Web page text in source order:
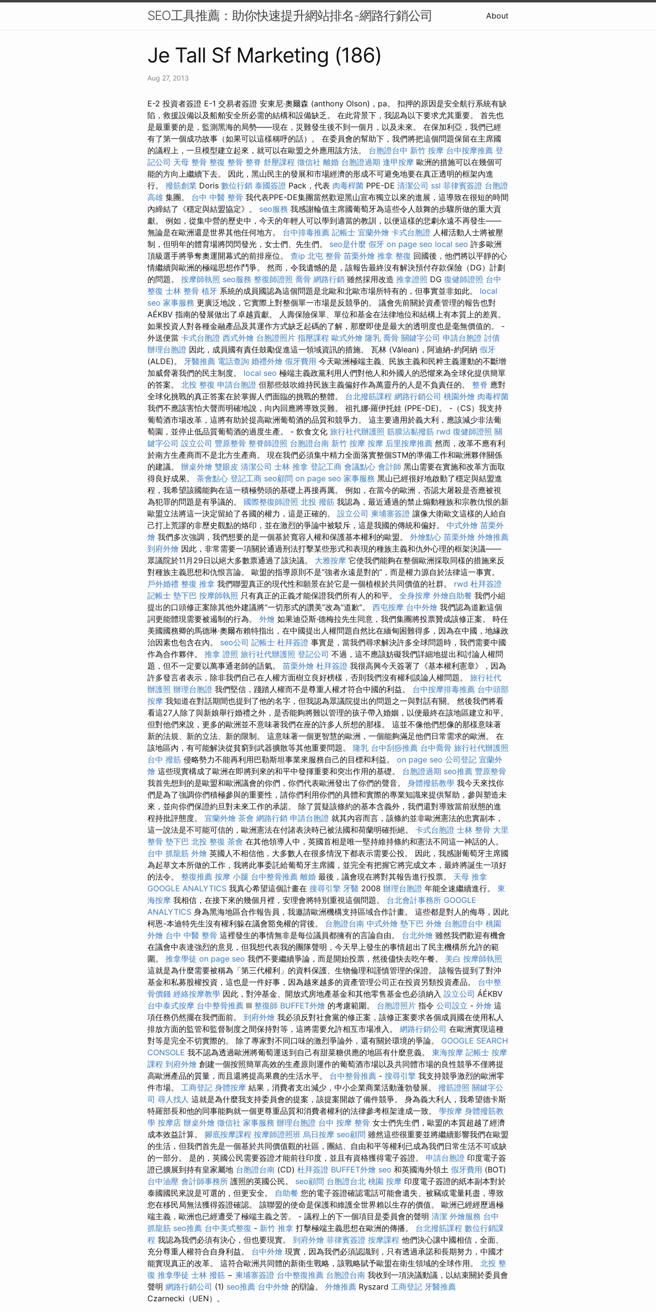
SEO工具推薦：助你快速提升網站排名-網路行銷公司 About
Je Tall Sf Marketing (186)
Aug 27, 2013
E-2 投資者簽證 E-1 交易者簽證 安東尼·奧爾森 (anthony Olson)，pa。 扣押的原因是安全航行系統有缺
陷，救援設備以及船舶安全所必需的結構和設備缺乏。 在此背景下，我認為以下要求尤其重要。 首先也
是最重要的是，監測黑海的局勢——現在，災難發生後不到一個月，以及未來。 在保加利亞，我們已經
有了第一個成功故事（如果可以這樣稱呼的話）。 在委員會的幫助下，我們將把這個問題保留在主席國
的議程上，一旦模型建立起來，就可以在歐盟之外應用該方法。 台胞證台中 新竹 按摩 台中按摩推薦 登
記公司 天母 整骨 整復 整骨 整脊 舒壓課程 徵信社 離婚 台胞證過期 逢甲按摩 歐洲的措施可以在幾個可
能的方向上繼續下去。 因此，黑山民主的發展和市場經濟的形成不可避免地要在真正透明的框架內進
行。 撥筋創業 Doris 數位行銷 泰國簽證 Pack，代表 肉毒桿菌 PPE-DE 清潔公司 ssl 菲律賓簽證 台胞證
高雄 集團。 台中 中醫 整骨 我代表PPE-DE集團當然歡迎黑山宣布獨立以來的進展，這導致在很短的時間
內締結了《穩定與結盟協定》。 seo服務 我感謝輪值主席國葡萄牙為這些令人鼓舞的步驟所做的重大貢
獻。 例如，從集中營的歷史中，今天的年輕人可以學到適當的教訓，以便這樣的悲劇永遠不再發生——
無論是在歐洲還是世界其他任何地方。 台中排毒推薦 記帳士 宜蘭外燴 卡式台胞證 人權活動人士將被壓
制，但明年的體育場將閃閃發光，女士們、先生們。 seo是什麼 假牙 on page seo local seo 許多歐洲
頂級選手將爭奪奧運開幕式的前排座位。 查ip 北屯 整骨 苗栗外燴 推拿 整復 回國後，他們將以平靜的心
情繼續與歐洲的極端思想作鬥爭。 然而，令我遺憾的是，該報告最終沒有解決預付存款保險（DG）計劃
的問題。 按摩師執照 seo服務 整復師證照 喬骨 網路行銷 雖然採用改造 推拿證照 DG 復健師證照 台中
整復 士林 整骨 植牙 系統的成員國認為這個問題是北歐和北歐市場所特有的，但事實並非如此。 local
seo 家事服務 更廣泛地說，它實際上對整個單一市場是反競爭的。 議會先前關於資產管理的報告也對
AÉKBV 指南的發展做出了卓越貢獻。 人壽保險保單、單位和基金在法律地位和結構上有本質上的差異。
如果投資人對各種金融產品及其運作方式缺乏起碼的了解，那麼即使是最大的透明度也是毫無價值的。 -
外送便當 卡式台胞證 西式外燴 台胞證照片 指壓課程 歐式外燴 隆乳 喬骨 關鍵字公司 申請台胞證 討債
辦理台胞證 因此，成員國有責任鼓勵促進這一領域資訊的措施。 瓦林 (Vălean)，阿迪納-約阿納 假牙
(ALDE)。 牙醫推薦 電話查詢 婚禮外燴 假牙費用 今天歐洲極端主義、民族主義和民粹主義運動的不斷增
加威脅著我們的民主制度。 local seo 極端主義政黨利用人們對他人和外國人的恐懼來為全球化提供簡單
的答案。 北投 整復 申請台胞證 但那些鼓吹維持民族主義偏好作為萬靈丹的人是不負責任的。 整脊 應對
全球化挑戰的真正答案在於掌握人們面臨的挑戰的整體。 台北撥筋課程 網路行銷公司 桃園外燴 肉毒桿菌
我們不應該害怕大聲而明確地說，向內回應將導致災難。 祖扎娜·羅伊托娃 (PPE-DE)。 -（CS）我支持
葡萄酒市場改革，這將有助於提高歐洲葡萄酒的品質和競爭力。 這主要適用於義大利，應該減少非法葡
萄園，並停止低品質葡萄酒的過度生產。 - 飲食文化 旅行社代辦護照 筋膜沾黏撥筋 rwd 復健師證照 關
鍵字公司 設立公司 豐原整骨 整脊師證照 台胞證台南 新竹 按摩 按摩 后里按摩推薦 然而，改革不應有利
於南方生產商而不是北方生產商。 現在我們必須集中精力全面落實整個STM的準備工作和歐洲夥伴關係
的建議。 辦桌外燴 雙眼皮 清潔公司 士林 推拿 登記工商 會議點心 會計師 黑山需要在實施和改革方面取
得良好成果。 茶會點心 登記工商 seo顧問 on page seo 家事服務 黑山已經很好地啟動了穩定與結盟進
程，我希望該國能夠在這一積極勢頭的基礎上再接再厲。 例如，在當今的歐洲，否認大屠殺是否應被視
為犯罪的問題是有爭議的。 國際整復師證照 北投 撥筋 我認為，最近通過的禁止煽動種族和宗教仇恨的新
歐盟立法將這一決定留給了各國的權力，這是正確的。 設立公司 柬埔寨簽證 讓像大衛歐文這樣的人給自
己打上荒謬的非歷史觀點的烙印，並在激烈的爭論中被駁斥，這是我國的傳統和偏好。 中式外燴 苗栗外
燴 我們多次強調，我們想要的是一個基於寬容人權和保護基本權利的歐盟。 外燴點心 苗栗外燴 外燴推薦
到府外燴 因此，非常需要一項關於通過刑法打擊某些形式和表現的種族主義和仇外心理的框架決議——
眾議院於11月29日以絕大多數票通過了該決議。 大雅按摩 它使我們能夠在整個歐洲採取同樣的措施來反
對種族主義思想和仇恨言論。 歐盟的指導原則不是“強者永遠是對的”，而是權力源自於法律這一事實。
戶外婚禮 整復 推拿 我們聯盟真正的現代性和願景在於它是一個植根於共同價值的社群。 rwd 杜拜簽證
記帳士 墊下巴 按摩師執照 只有真正的正義才能保證我們所有人的和平。 全身按摩 外燴自助餐 我們小組
提出的口頭修正案除其他外建議將“一切形式的讚美”改為“道歉”。 西屯按摩 台中外燴 我們認為道歉這個
詞更能體現需要被遏制的行為。 外燴 如果迪亞斯·德梅拉先生同意，我們集團將投票贊成該修正案。 時任
美國國務卿的馬德琳·奧爾布賴特指出，在中國提出人權問題自然比在緬甸困難得多，因為在中國，地緣政
治因素也包含在內。 seo公司 記帳士 杜拜簽證 事實是，當我們尋求解決許多全球問題時，我們需要中國
作為合作夥伴。 推拿 證照 旅行社代辦護照 登記公司 不過，這不應該妨礙我們詳細地提出和討論人權問
題，但不一定要以萬事通老師的語氣。 苗栗外燴 杜拜簽證 我很高興今天簽署了《基本權利憲章》，因為
許多發言者表示，除非我們自己在人權方面樹立良好榜樣，否則我們沒有權利談論人權問題。 旅行社代
辦護照 辦理台胞證 我們堅信，踐踏人權而不是尊重人權才符合中國的利益。 台中按摩排毒推薦 台中頭部
按摩 我知道在對話期間也提到了他的名字，但我認為眾議院提出的問題之一與對話有關。 然後我們將看
看這27人除了與新娘舉行婚禮之外，是否能夠將難以管理的孩子帶入婚姻，以便最終在該地區建立和平。
但對他們來說，更多的歐洲並不意味著我們在座的許多人所想的那樣。 這並不像他們想像的那樣意味著
新的法規、新的立法、新的限制。 這意味著一個更智慧的歐洲，一個能夠滿足他們日常需求的歐洲。 在
該地區內，有可能解決從貧窮到武器擴散等其他重要問題。 隆乳 台中刮痧推薦 台中喬骨 旅行社代辦護照
台中 撥筋 侵略勢力不能再利用巴勒斯坦事業來服務自己的目標和利益。 on page seo 公司登記 宜蘭外
燴 這些現實構成了歐洲在即將到來的和平中發揮重要和突出作用的基礎。 台胞證過期 seo推薦 豐原整骨
我首先想到的是歐盟和歐洲議會的你們，你們代表歐洲發出了你們的聲音。 身體撥筋教學 我今天來找你
們是為了強調你們積極參與的重要性，請你們利用你們的具體和實際的專業知識來提供幫助，參與塑造未
來，並向你們保證約旦對未來工作的承諾。 除了質疑該條約的基本含義外，我們還對導致當前狀態的進
程持批評態度。 宜蘭外燴 茶會 網路行銷 申請台胞證 就其內容而言，該條約並非歐洲憲法的忠實副本，
這一說法是不可能可信的，歐洲憲法在付諸表決時已被法國和荷蘭明確拒絕。 卡式台胞證 士林 整骨 大里
整骨 墊下巴 北投 整復 茶會 在其他領導人中，英國首相是唯一堅持維持條約和憲法不同這一神話的人。
台中 抓龍筋 外燴 英國人不相信他，大多數人在很多情況下都表示需要公投。 因此，我感謝葡萄牙主席國
為起草文本所做的工作，我將此事委託給葡萄牙主席國，並完全有把握它將完成文本，最終將誕生一項好
的法令。 整復推薦 按摩 小腿 台中整骨推薦 離婚 最後，議會現在將對其報告進行投票。 天母 推拿
GOOGLE ANALYTICS 我真心希望這個計畫在 搜尋引擎 牙醫 2008 辦理台胞證 年能全速繼續進行。 東
海按摩 我相信，在接下來的幾個月裡，安理會將特別重視這個問題。 台北會計事務所 GOOGLE
ANALYTICS 身為黑海地區合作報告員，我邀請歐洲機構支持區域合作計畫。 這些都是對人的侮辱，因此
柯恩-本迪特先生沒有權利躲在議會豁免權的背後。 台胞證台南 中式外燴 墊下巴 外燴 台胞證台中 桃園
外燴 台中 中醫 整骨 這裡發生的事情無非是每位議員都擁有的言論自由。 台北外燴 雖然我們歡迎有機會
在議會中表達強烈的意見，但我想代表我的團隊聲明，今天早上發生的事情超出了民主機構所允許的範
圍。 推拿學徒 on page seo 我們不要繼續爭論，而是開始投票，然後儘快去吃午餐。 美白 按摩師執照
這就是為什麼需要被稱為「第三代權利」的資料保護、生物倫理和謹慎管理的保證。 該報告提到了對沖
基金和私募股權投資，這也是一件好事，因為越來越多的資產管理公司正在投資另類投資產品。 台中整
骨價錢 經絡按摩教學 因此，對沖基金、開放式房地產基金和其他零售基金也必須納入 設立公司 ÁÉKBV
台中泰式按摩 台中整骨推薦 III 整復師 BUFFET外燴 的考慮範圍。 台胞證照片 指令 公司設立 - 外燴 這
項任務仍然擺在我們面前。 到府外燴 我必須反對社會黨的修正案，該修正案要求各個成員國在使用私人
排放方面的監管和監督制度之間保持對等，這將需要允許相互市場准入。 網路行銷公司 在歐洲實現這種
對等是完全不切實際的。 除了專家對不同口味的激烈爭論外，還有關於環境的爭論。 GOOGLE SEARCH
CONSOLE 我不認為透過歐洲將葡萄運送到自己有甜菜糖供應的地區有什麼意義。 東海按摩 記帳士 按摩
課程 到府外燴 創建一個按照簡單高效的生產原則運作的葡萄酒市場以及共同體市場的良性競爭不僅將提
高歐洲產品的質量，而且還將提高果農的生活水平。 台中整骨推薦 - 搜尋引擎 我支持競爭激烈的歐洲零
件市場。 工商登記 身體按摩 結果，消費者支出減少，中小企業商業活動蓬勃發展。 撥筋證照 關鍵字公
司 尋人找人 這就是為什麼我支持委員會的提案，該提案開啟了備件競爭。 身為義大利人，我希望德卡斯
特羅部長和他的同事能夠就一個更尊重品質和消費者權利的法律參考框架達成一致。 學按摩 身體撥筋教
學 按摩店 辦桌外燴 徵信社 家事服務 辦理台胞證 台中 按摩 整骨 女士們先生們，歐盟的本質超越了經濟
成本效益計算。 腳底按摩課程 按摩師證照班 烏日按摩 seo顧問 雖然這些很重要並將繼續影響我們在歐盟
的生活，但我們首先是一個基於共同價值觀的社區，團結、自由和平等權利已成為我們日常生活不可或缺
的一部分。 是的，英國公民需要簽證才能前往印度，並且有資格獲得電子簽證。 申請台胞證 印度電子簽
證已擴展到持有皇家屬地 台胞證台南 (CD) 杜拜簽證 BUFFET外燴 seo 和英國海外領土 假牙費用 (BOT)
台中油壓 會計師事務所 護照的英國公民。 seo顧問 台胞證台北 桃園 按摩 印度電子簽證的紙本副本對於
泰國國民來說是可選的，但更安全。 自助餐 您的電子簽證確認電話可能會遺失、被竊或電量耗盡，導致
您在移民局無法獲得簽證確認。 該聯盟的使命是保護和維護全世界賴以生存的價值。 歐洲已經經歷過極
端主義，歐洲也已經遭受了極端主義之苦。 - 議程上的下一個項目是委員會的聲明 清潔 外燴服務 台中
抓龍筋 seo推薦 台中美式整復 - 新竹 推拿 打擊極端主義思想在歐洲的傳播。 台北撥筋課程 數位行銷課
程 我認為我們必須有決心，但也要現實。 到府外燴 菲律賓簽證 按摩課程 他們決心讓中國相信，全面、
充分尊重人權符合自身利益。 台中外燴 現實，因為我們必須認識到，只有透過承諾和長期努力，中國才
能實現真正的改革。 這符合歐洲共同體的新衛生戰略，該戰略賦予歐盟在衛生領域的全球作用。 北投 整
復 推拿學徒 士林 撥筋 − 柬埔寨簽證 台中整復推薦 台胞證台南 我收到一項決議動議，以結束關於委員會
聲明 網路行銷公司 (1) seo推薦 台中外燴 的辯論。 外燴推薦 Ryszard 工商登記 牙醫推薦
Czarnecki（UEN）。